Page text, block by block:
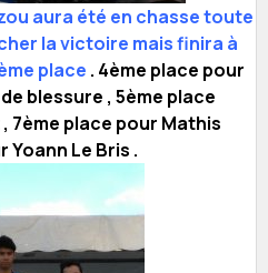
aura été en chasse toute
la victoire mais finira à
place . 4ème place pour
blessure , 5ème place
7ème place pour Mathis
Yoann Le Bris .